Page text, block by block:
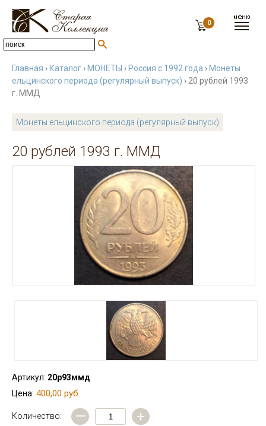
0
Главная › Каталог › МОНЕТЫ › Россия с 1992 года › Монеты
ельцинского периода (регулярный выпуск) › 20 рублей 1993
г. ММД
Монеты ельцинского периода (регулярный выпуск)
20 рублей 1993 г. ММД
Артикул: 20р93ммд
Цена: 400,00 руб.
Количество:
— +